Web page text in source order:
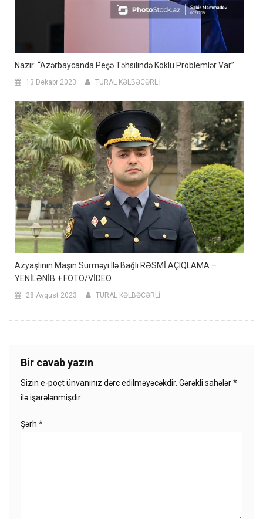
Nazir: “Azərbaycanda Peşə Təhsilində Köklü Problemlər Var”
13 Dekabr 2023 TURAL KƏLBƏCƏRLİ
Azyaşlının Maşın Sürməyi Ilə Bağlı RƏSMİ AÇIQLAMA –
YENİLƏNİB + FOTO/VİDEO
28 Avqust 2023 TURAL KƏLBƏCƏRLİ
Bir cavab yazın
Sizin e-poçt ünvanınız dərc edilməyəcəkdir. Gərəkli sahələr*
ilə işarələnmişdir
Şərh *